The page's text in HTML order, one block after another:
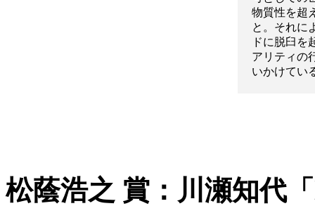
物質性を超
と。それに
ドに脱臼を
アリティの
いかけてい
松蔭浩之 賞：川瀬知代